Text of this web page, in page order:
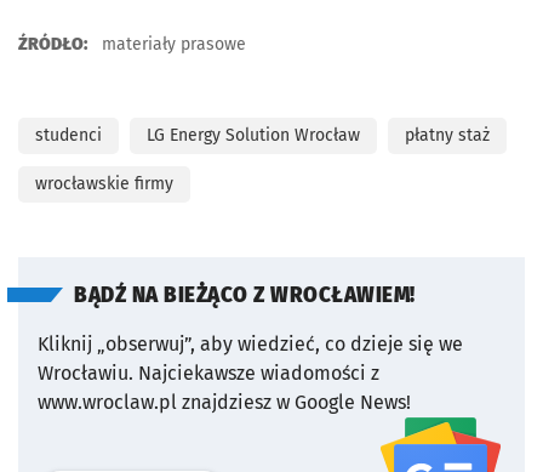
ŹRÓDŁO: materiały prasowe
studenci LG Energy Solution Wrocław płatny staż
wrocławskie firmy
BĄDŹ NA BIEŻĄCO Z WROCŁAWIEM!
Kliknij „obserwuj”, aby wiedzieć, co dzieje się we
Wrocławiu. Najciekawsze wiadomości z
www.wroclaw.pl znajdziesz w Google News!